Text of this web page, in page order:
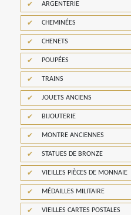
ARGENTERIE
CHEMINÉES
CHENETS
POUPÉES
TRAINS
JOUETS ANCIENS
BIJOUTERIE
MONTRE ANCIENNES
STATUES DE BRONZE
VIEILLES PIÈCES DE MONNAIE
MÉDAILLES MILITAIRE
VIEILLES CARTES POSTALES